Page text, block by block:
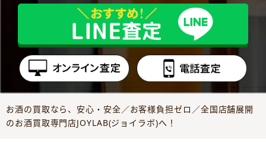
お酒の買取なら、安心・安全／お客様負担ゼロ／全国店舗展開
のお酒買取専門店JOYLAB(ジョイラボ)へ！